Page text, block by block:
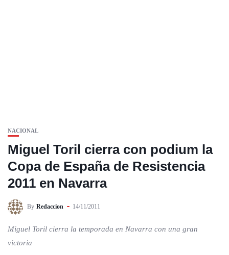
NACIONAL
Miguel Toril cierra con podium la
Copa de España de Resistencia
2011 en Navarra
By Redaccion 14/11/2011
Miguel Toril cierra la temporada en Navarra con una gran
victoria